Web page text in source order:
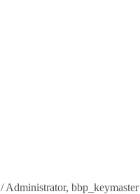
/ Administrator, bbp_keymaster